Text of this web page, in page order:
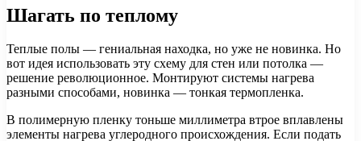
Шагать по теплому
Теплые полы — гениальная находка, но уже не новинка. Но
вот идея использовать эту схему для стен или потолка —
решение революционное. Монтируют системы нагрева
разными способами, новинка — тонкая термопленка.
В полимерную пленку тоньше миллиметра втрое вплавлены
элементы нагрева углеродного происхождения. Если подать